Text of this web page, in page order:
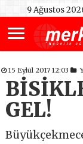
9 Ağustos
15 Eylül 2017 12:03
GEL!